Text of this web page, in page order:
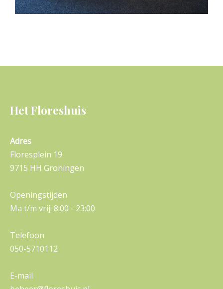
Het Floreshuis
Adres
Floresplein 19
9715 HH Groningen
Openingstijden
Ma t/m vrij: 8:00 - 23:00
Telefoon
050-5710112
E-mail